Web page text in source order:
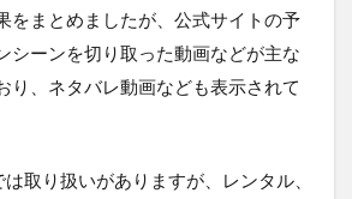
をまとめましたが、公式サイトの予
シーンを切り取った動画などが主な
り、ネタバレ動画なども表示されて
取り扱いがありますが、レンタル、